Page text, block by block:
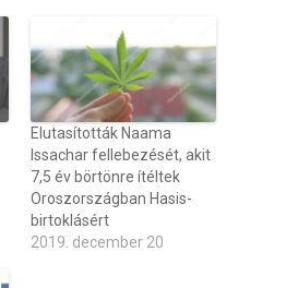
Elutasították Naama
Issachar fellebezését, akit
7,5 év börtönre ítéltek
Oroszországban Hasis-
birtoklásért
2019. december 20